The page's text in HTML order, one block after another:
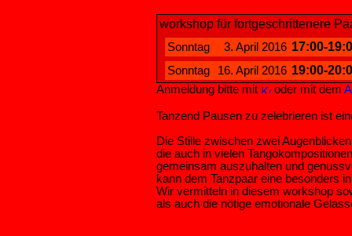
workshop für fortgeschrittenere
Sonntag 3. April 2016 17:00-
Sonntag 16. April 2016 19:00-
Anmeldung bitte mit oder mit dem
Tanzend Pausen zu zelebrieren ist
Die Stille zwischen zwei
die auch in vielen
gemeinsam auszuhalten und
kann dem Tanzpaar eine besonders
Wir vermitteln in diesem workshop
als auch die nötige emotionale